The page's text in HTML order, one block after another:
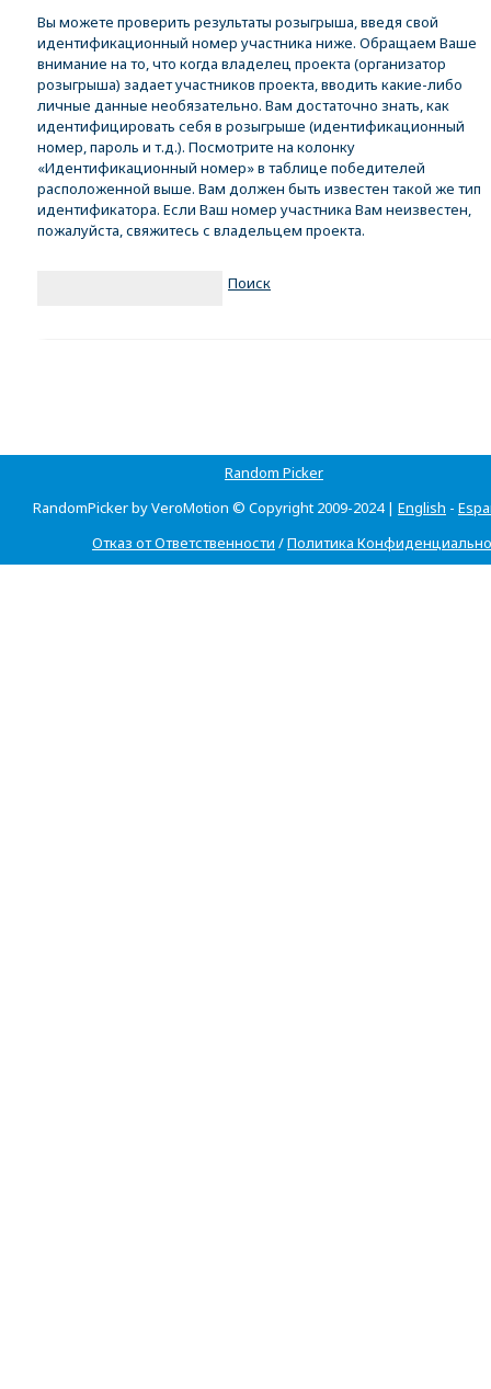
Вы можете проверить результаты розыгрыша, введя свой
идентификационный номер участника ниже. Обращаем Ваше
внимание на то, что когда владелец проекта (организатор
розыгрыша) задает участников проекта, вводить какие-либо
личные данные необязательно. Вам достаточно знать, как
идентифицировать себя в розыгрыше (идентификационный
номер, пароль и т.д.). Посмотрите на колонку
«Идентификационный номер» в таблице победителей
расположенной выше. Вам должен быть известен такой же тип
идентификатора. Если Ваш номер участника Вам неизвестен,
пожалуйста, свяжитесь с владельцем проекта.
Поиск
Random Picker
RandomPicker by VeroMotion © Copyright 2009-2024 | English -
Отказ от Ответственности /Политика